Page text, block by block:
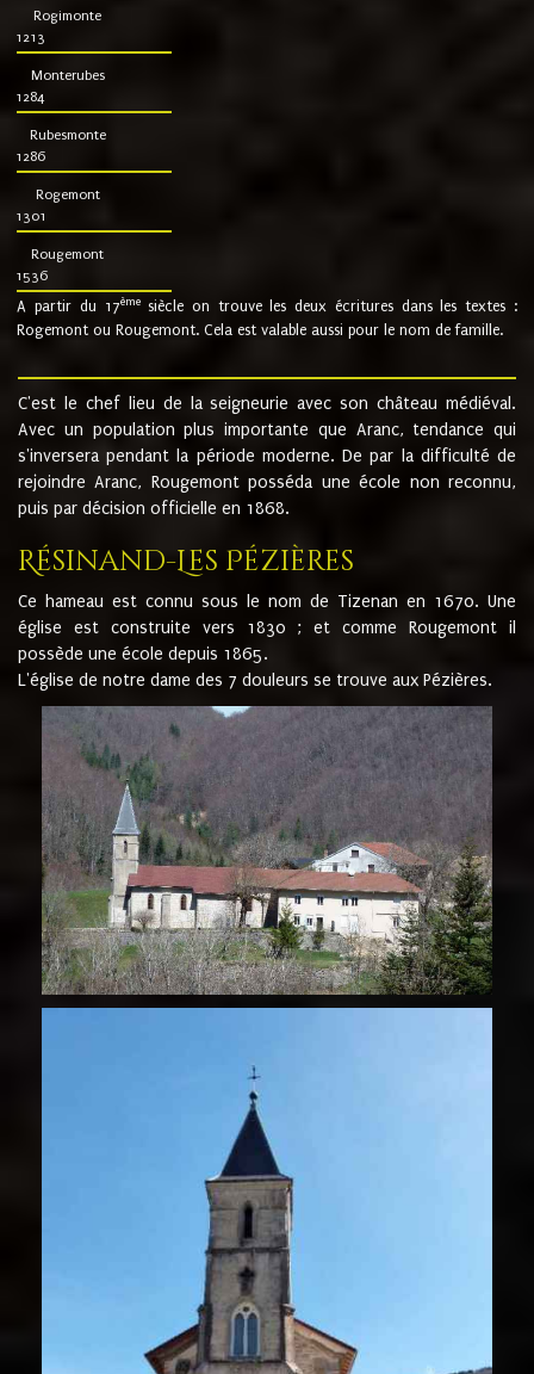
Rogimonte
1213
Monterubes
1284
Rubesmonte
1286
Rogemont
1301
Rougemont
1536
A partir du 17ème siècle on trouve les deux écritures dans les textes :
Rogemont ou Rougemont. Cela est valable aussi pour le nom de famille.
C'est le chef lieu de la seigneurie avec son château médiéval.
Avec un population plus importante que Aranc, tendance qui
s'inversera pendant la période moderne. De par la difficulté de
rejoindre Aranc, Rougemont posséda une école non reconnu,
puis par décision officielle en 1868.
Résinand-Les Pézières
Ce hameau est connu sous le nom de Tizenan en 1670. Une
église est construite vers 1830 ; et comme Rougemont il
possède une école depuis 1865.
L'église de notre dame des 7 douleurs se trouve aux Pézières.